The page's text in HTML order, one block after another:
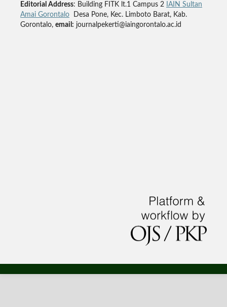
Editorial Address: Building FITK lt.1 Campus 2 IAIN Sultan
Amai GorontaloDesa Pone, Kec. Limboto Barat, Kab.
Gorontalo, email: journalpekerti@iaingorontalo.ac.id